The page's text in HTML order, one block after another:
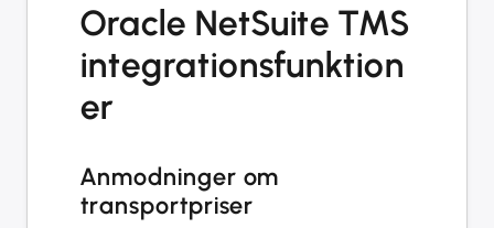
Oracle NetSuite TMS
integrationsfunktion
er
Anmodninger om
transportpriser